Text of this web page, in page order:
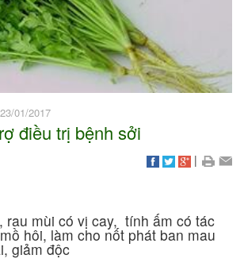
01/2017
điều trị bệnh sởi
|
rau mùi có vị cay, tính ấm có tác
hôi, làm cho nốt phát ban mau
giảm độc